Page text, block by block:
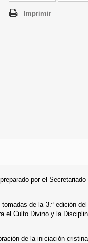
Imprimir
por el
tomadas de la 3.ª edición
el Culto Divino y la
de la iniciación